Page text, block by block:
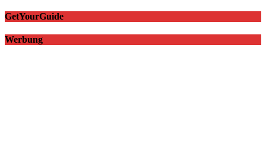
GetYourGuide
Werbung